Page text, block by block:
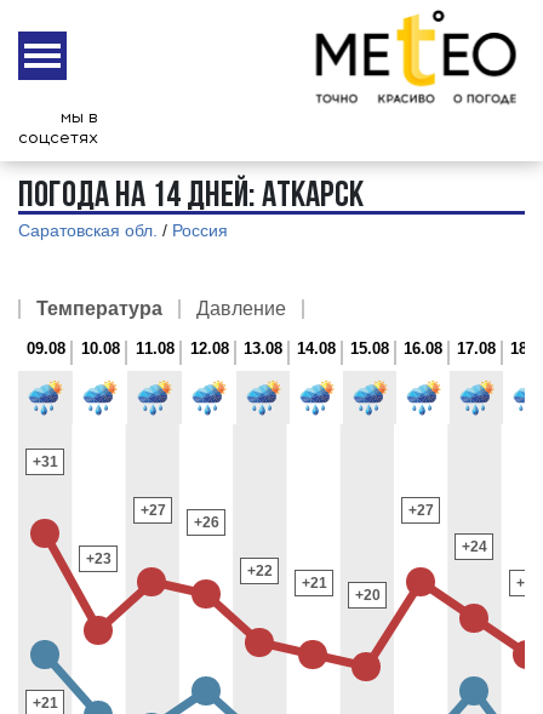
мы в
соцсетях
8 августа
Суббота
Высота над ур. моря:
Часовой пояс:
ПОГОДА НА 14 ДНЕЙ: АТКАРСК
Саратовская обл. / Россия
Температура Давление
09.08 10.08 11.08 12.08 13.08 14.08 15.08 16.08 17.08
+21
+31
+23
+27
+26
+22
+21
+20
+27
+24
+21
09.08 10.08 11.08 12.08 13.08 14.08 15.08 16.08 17.08 18.08
739
743
741
738